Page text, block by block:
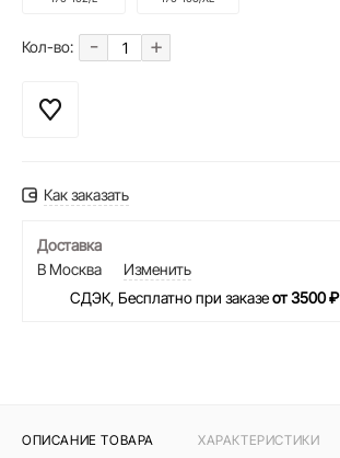
Кол-во: - +
Как заказать
Доставка
В Москва
Изменить
СДЭК, Бесплатно при заказеот 3500 ₽
ОПИСАНИЕ ТОВАРА ХАРАКТЕРИСТИКИ